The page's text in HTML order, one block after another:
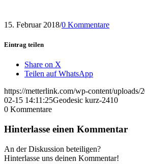
15. Februar 2018/0 Kommentare
Eintrag teilen
Share on X
Teilen auf WhatsApp
https://metterlink.com/wp-content/uploads/
02-15 14:11:25Geodesic kurz-2410
0 Kommentare
Hinterlasse einen Kommentar
An der Diskussion beteiligen?
Hinterlasse uns deinen Kommentar!